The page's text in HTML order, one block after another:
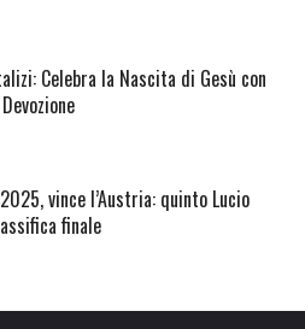
Celebra la Nascita di Gesù con
vince l’Austria: quinto Lucio
finale